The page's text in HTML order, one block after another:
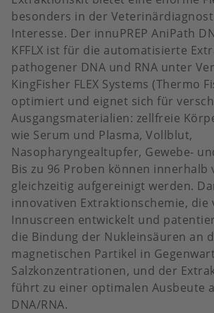
besonders in der
Interesse. Der innuPREP AniPath
KFFLX ist für die automatisierte
pathogener DNA und RNA unter
KingFisher FLEX Systems (Thermo
optimiert und eignet sich für
Ausgangsmaterialien: zellfreie
wie Serum und Plasma, Vollblut,
Nasopharyngealtupfer, Gewebe-
Bis zu 96 Proben können innerhalb
gleichzeitig aufgereinigt werden.
innovativen Extraktionschemie, die
Innuscreen entwickelt und
die Bindung der Nukleinsäuren an
magnetischen Partikel in
Salzkonzentrationen, und der
führt zu einer optimalen Ausbeute
DNA/RNA.